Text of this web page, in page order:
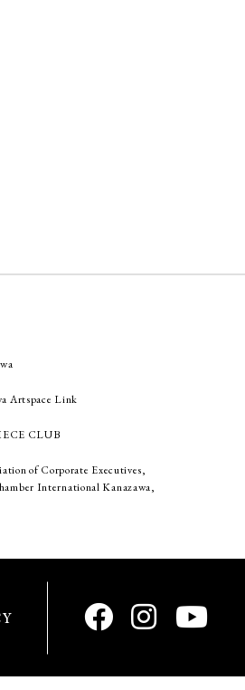
Artspace Link
CLUB
of Corporate Executives,
International Kanazawa,